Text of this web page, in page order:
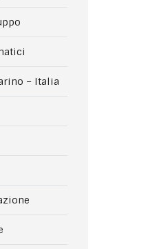
– Italia